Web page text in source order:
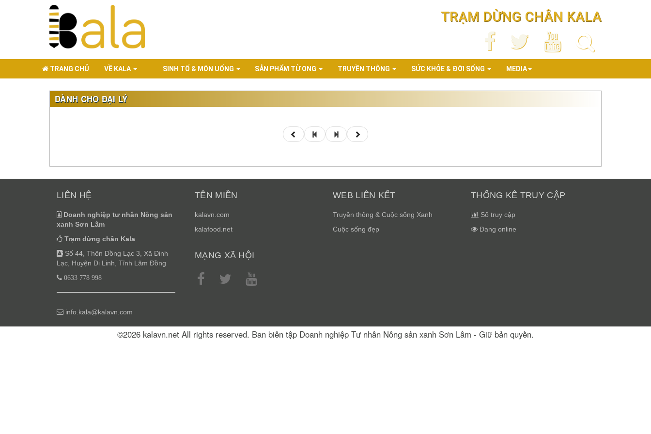
TRẠM DỪNG CHÂN KALA
TRANG CHỦ VỀ KALA SINH TỐ & MÓN UỐNG SẢN PHẨM TỪ ONG TRUYỀN THÔNG SỨC KHỎE & ĐỜI SỐNG MEDIA
DÀNH CHO ĐẠI LÝ
LIÊN HỆ
Doanh nghiệp tư nhân Nông sản
xanh Sơn Lâm
Trạm dừng chân Kala
Số 44, Thôn Đồng Lạc 3, Xã Đinh
Lạc, Huyện Di Linh, Tỉnh Lâm Đồng
0633 778 998
info.kala@kalavn.com
TÊN MIỀN
kalavn.com
kalafood.net
MẠNG XÃ HỘI
WEB LIÊN KẾT
Truyền thông & Cuộc sống Xanh
Cuộc sống đẹp
THỐNG KÊ TRUY CẬP
Số truy cập
Đang online
©2026 kalavn.net All rights reserved. Ban biên tập Doanh nghiệp Tư nhân Nông sản xanh Sơn Lâm - Giữ bản quyền.